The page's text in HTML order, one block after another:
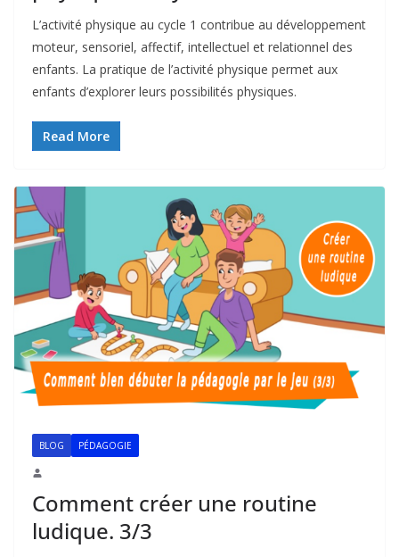
L’activité physique au cycle 1 contribue au développement
moteur, sensoriel, affectif, intellectuel et relationnel des
enfants. La pratique de l’activité physique permet aux
enfants d’explorer leurs possibilités physiques.
Read More
BLOG PÉDAGOGIE
Comment créer une routine
ludique. 3/3